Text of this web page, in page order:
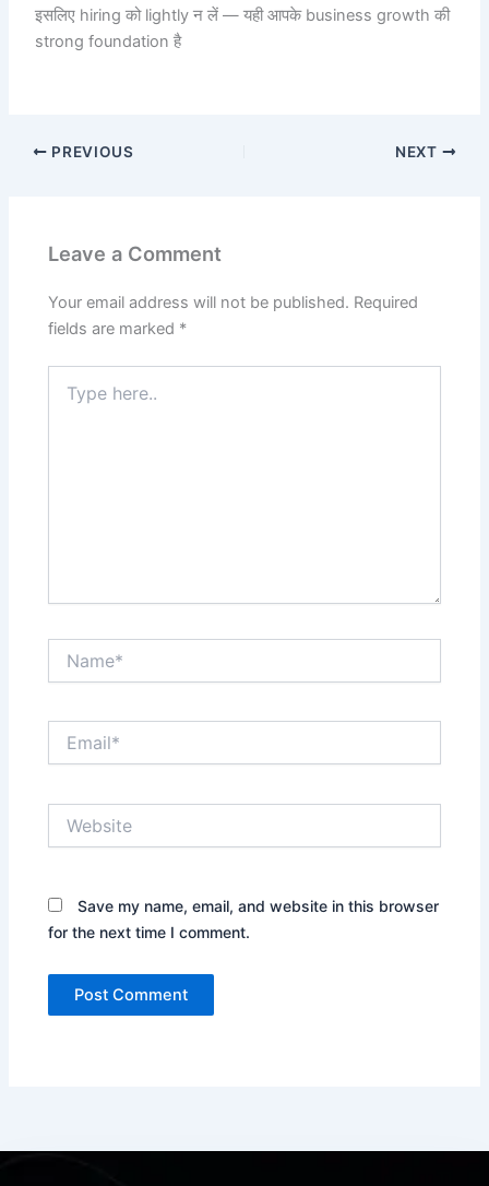
इसलिए hiring को lightly न लें — यही आपके business growth की
strong foundation है
PREVIOUS NEXT
Leave a Comment
Your email address will not be published. Required
fields are marked *
here..
Save my name, email, and website in this browser
for the next time I comment.